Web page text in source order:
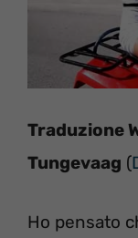
Traduzione
Tungevaag (
Ho pensato